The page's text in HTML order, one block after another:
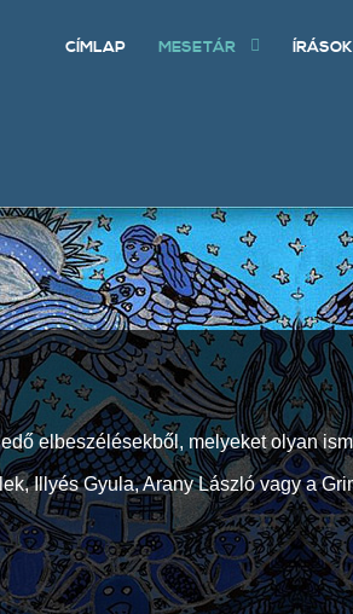
CÍMLAP MESETÁR ÍRÁSOK
elbeszélésekből, melyeket olyan
Illyés Gyula, Arany László vagy a